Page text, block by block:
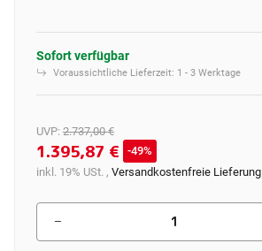
Sofort verfügbar
Voraussichtliche Lieferzeit: 1 - 3 Werktage
UVP: 2.737,00 €
1.395,87 €
49%
inkl. 19% USt. , Versandkostenfreie Lieferung